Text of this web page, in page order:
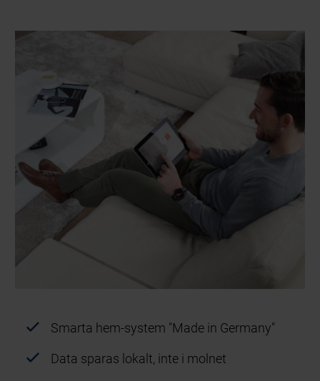
Smarta hem-system "Made in Germany"
Data sparas lokalt, inte i molnet